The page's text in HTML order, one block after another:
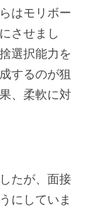
はモリボー
させまし
選択能力を
するのが狙
、柔軟に対
たが、面接
にしていま